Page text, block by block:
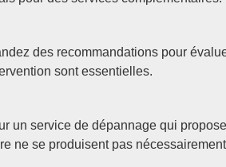
des recommandations pour
sont essentielles.
un service de dépannage qui
ne se produisent pas